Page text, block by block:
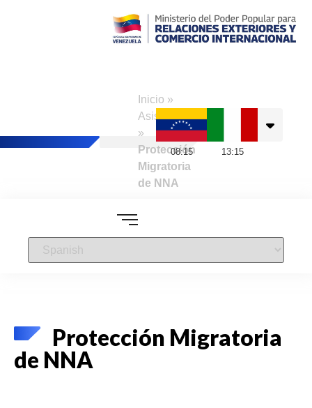
Inicio »
Asistencias
»
Protección
Migratoria
de NNA
08:15 13:15
Protección Migratoria
de NNA